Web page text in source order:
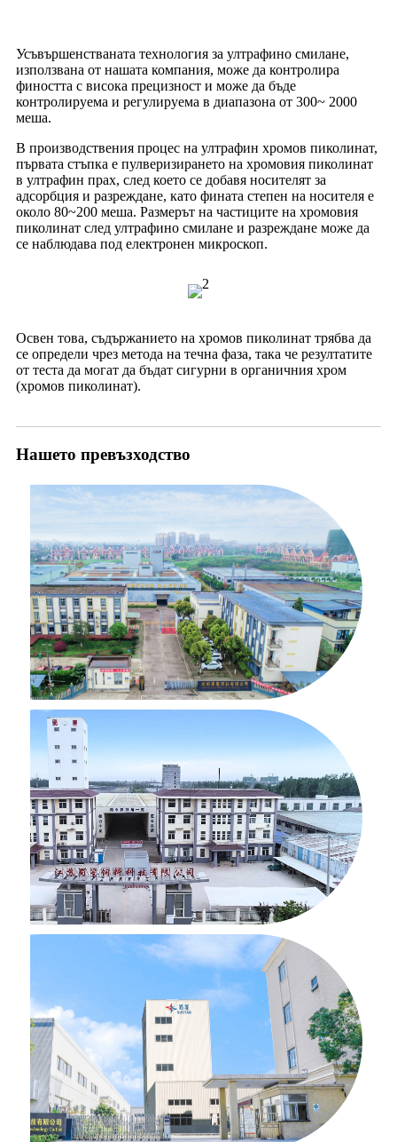
Усъвършенстваната технология за ултрафино смилане,
използвана от нашата компания, може да контролира
фиността с висока прецизност и може да бъде
контролируема и регулируема в диапазона от 300~ 2000
меша.
В производствения процес на ултрафин хромов пиколинат,
първата стъпка е пулверизирането на хромовия пиколинат
в ултрафин прах, след което се добавя носителят за
адсорбция и разреждане, като фината степен на носителя е
около 80~200 меша. Размерът на частиците на хромовия
пиколинат след ултрафино смилане и разреждане може да
се наблюдава под електронен микроскоп.
Освен това, съдържанието на хромов пиколинат трябва да
се определи чрез метода на течна фаза, така че резултатите
от теста да могат да бъдат сигурни в органичния хром
(хромов пиколинат).
Нашето превъзходство